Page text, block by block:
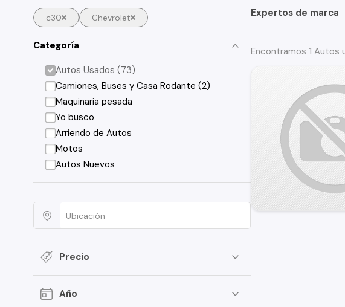
c30 Chevrolet
Categoría
Autos Usados (73)
Camiones, Buses y Casa Rodante (2)
Maquinaria pesada
Yo busco
Arriendo de Autos
Motos
Autos Nuevos
Precio
Año
Expertos de marca
Encontramos 1 Autos